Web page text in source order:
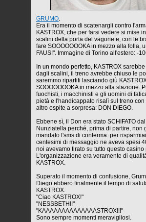
GRUMO.
Era il momento di scatenargli contro
KASTROX, che per farsi vedere si mise
scalini della porta del vagone e, con le
fare SOOOOOOOKA in mezzo alla folla,
FAUS!". Immagine di Torino all'estero: -
In un mondo perfetto, KASTROX
dagli scalini, il treno avrebbe chiuso le
saremmo ripartiti lasciando giù
SOOOOOOOKA in mezzo alla stazione.
fuochisti, i macchinisti e gli uomini di
pietà e l'handicappato risalì sul treno con
altro ospite a sorpresa: DON DIEGO.
Ebbene sì, il Don era stato SCHIFATO
Nunziatella perché, prima di partire, non
mandato l'sms di conferma: per
centesimi di messaggio ne aveva spesi
noi avevamo tirato su tutto questo casino
L'organizzazione era veramente di
KASTROX.
Superato il momento di confusione,
Diego ebbero finalmente il tempo di
KASTROX.
"Ciao KASTROX!"
"NESSBETH!!"
"KAAAAAAAAAAAAAASTROX!!!"
Sono sempre momenti meravigliosi.